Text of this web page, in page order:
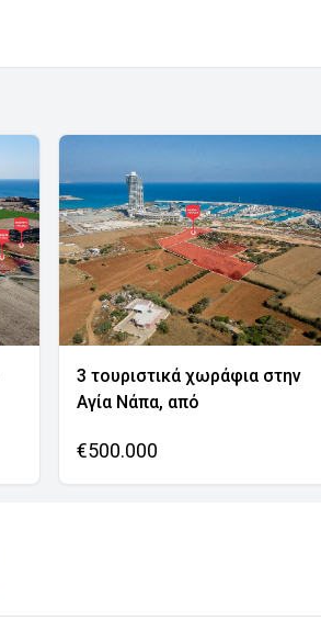
3 τουριστικά χωράφια στην
Αγία Νάπα, από
€500.000